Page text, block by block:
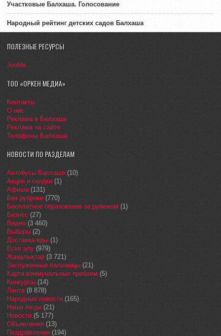
Участковые Балхаша. Голосование
Народный рейтинг детских садов Балхаша
ПОЛЕЗНЫЕ РЕСУРСЫ
Jooble
ТОО «ОРКЕН МЕДИА»
Контакты
О нас
Реклама в Балхаше
Реклама на сайте
Телефоны Балхаша
НОВОСТИ ПО РАЗДЕЛАМ
Автобусы Балхаша(10)
Акции и скидки (1)
Афиша(131)
Без рубрики (770)
Бесплатное образование за рубежом (1)
Бизнес (27)
Видео (3 460)
Выборы (2)
Доставка еды (1)
Еске алу (979)
Жаңалықтар (3 721)
Заслуженные балхашцы (21)
Карта коммунальных проблем (5)
Конкурсы (14)
Лента(8 878)
Народные новости (165)
Наши люди (21)
Новости (5 177)
Объявления (13)
Поздравления (194)